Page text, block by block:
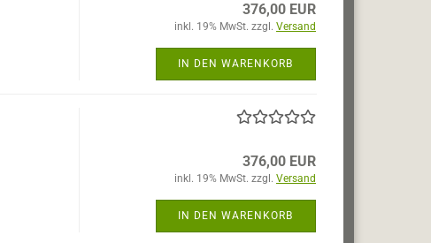
376,00 EUR
inkl. 19% MwSt. zzgl. Versand
IN DEN WARENKORB
376,00 EUR
inkl. 19% MwSt. zzgl. Versand
IN DEN WARENKORB